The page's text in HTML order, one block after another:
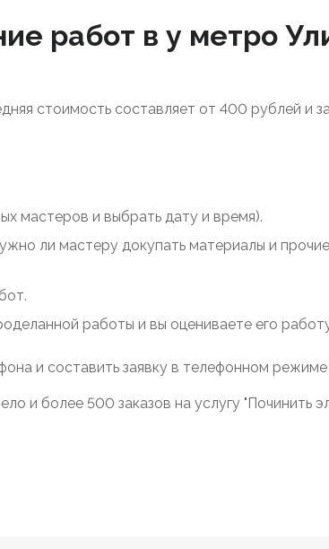
работ в у метро
стоимость составляет от 400 рублей и
мастеров и выбрать дату и время).
ли мастеру докупать материалы и
работы и вы оцениваете его
и составить заявку в телефонном режиме
и более 500 заказов на услугу "Починить